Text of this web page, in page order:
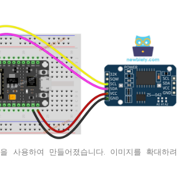
을 사용하여 만들어졌습니다. 이미지를 확대하려